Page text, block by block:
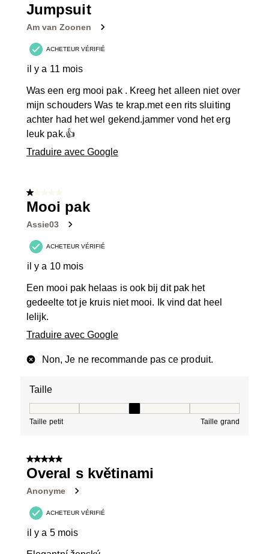
avis.
Jumpsuit
Am van Zoonen
ACHETEUR VÉRIFIÉ
il y a 11 mois
Was een erg mooi pak . Kreeg het alleen niet over
mijn schouders Was te krap.met een rits sluiting
achter had het wel gekend.jammer vond het erg
leuk pak.👍
Traduire avec Google
1 sur 5 étoiles.
Mooi pak
Assie03
ACHETEUR VÉRIFIÉ
il y a 10 mois
Een mooi pak helaas is ook bij dit pak het
gedeelte tot je kruis niet mooi. Ik vind dat heel
lelijk.
Traduire avec Google
Non, Je ne recommande pas ce produit.
Taille
Taille petit Taille grand
5 sur 5 étoiles.
Overal s květinami
Anonyme
ACHETEUR VÉRIFIÉ
il y a 5 mois